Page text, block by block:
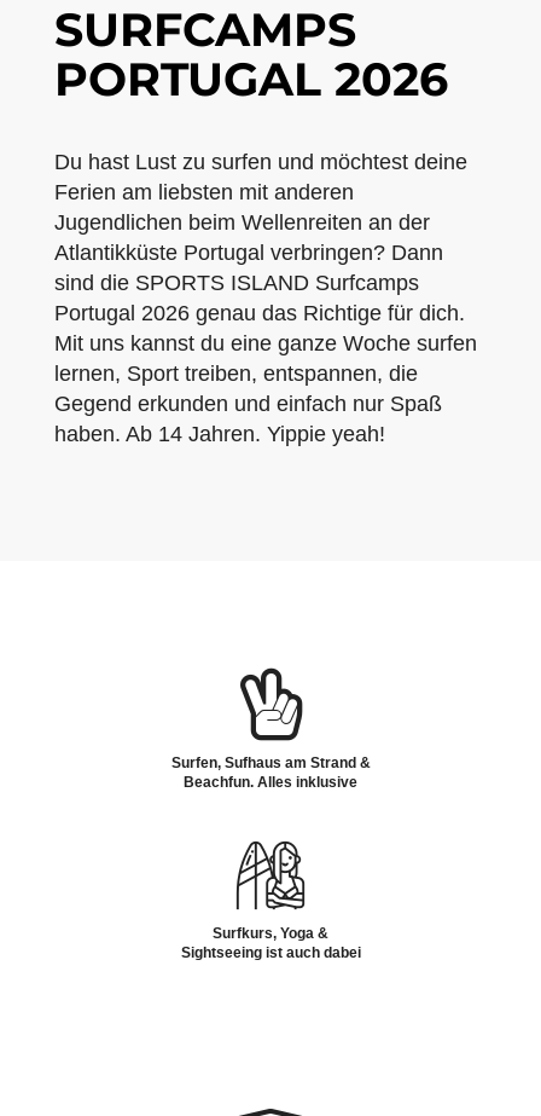
SURFCAMPS
PORTUGAL 2026
Du hast Lust zu surfen und möchtest deine
Ferien am liebsten mit anderen
Jugendlichen beim Wellenreiten an der
Atlantikküste Portugal verbringen? Dann
sind die SPORTS ISLAND Surfcamps
Portugal 2026 genau das Richtige für dich.
Mit uns kannst du eine ganze Woche surfen
lernen, Sport treiben, entspannen, die
Gegend erkunden und einfach nur Spaß
haben. Ab 14 Jahren. Yippie yeah!
Surfen, Sufhaus am Strand &
Beachfun. Alles inklusive
Surfkurs, Yoga &
Sightseeing ist auch dabei